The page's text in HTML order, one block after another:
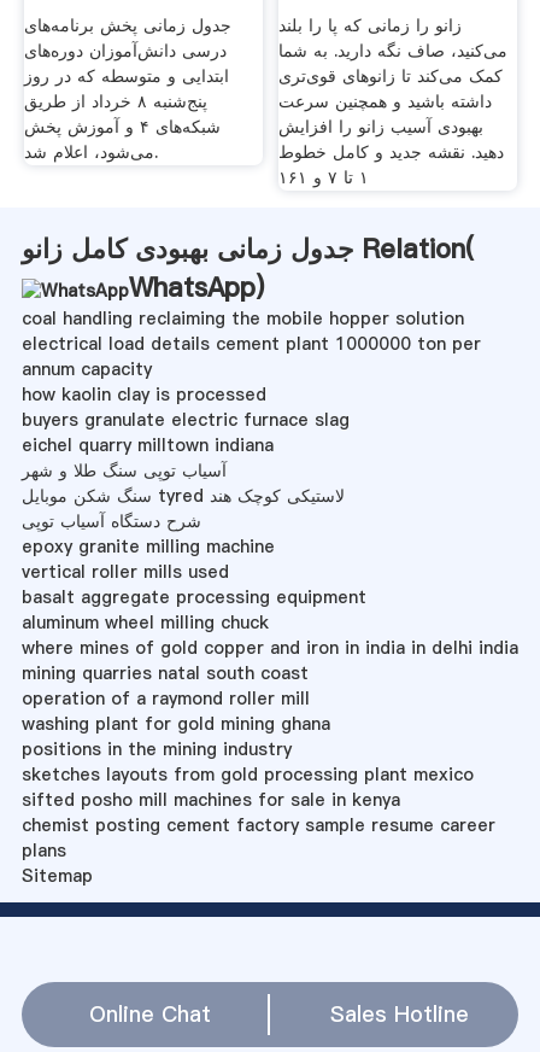
جدول زمانی پخش برنامه‌های
درسی دانش‌آموزان دوره‌های
ابتدایی و متوسطه که در روز
پنج‌شنبه ٨ خرداد از طریق
شبکه‌‌های ۴ و آموزش پخش
می‌شود، اعلام شد.
زانو را زمانی که پا را بلند
می‌کنید،‌ صاف نگه دارید. به شما
کمک می‌کند تا زانو‌های قوی‌تری
داشته باشید و همچنین سرعت
بهبودی آسیب زانو را افزایش
دهید. نقشه جدید و کامل خطوط
۱ تا ۷ و ۱۶۱
جدول زمانی بهبودی کامل زانو Relation(
WhatsApp)
coal handling reclaiming the mobile hopper solution
electrical load details cement plant 1000000 ton per
annum capacity
how kaolin clay is processed
buyers granulate electric furnace slag
eichel quarry milltown indiana
آسیاب توپی سنگ طلا و شهر
سنگ شکن موبایل tyred لاستیکی کوچک هند
شرح دستگاه آسیاب توپی
epoxy granite milling machine
vertical roller mills used
basalt aggregate processing equipment
aluminum wheel milling chuck
where mines of gold copper and iron in india in delhi india
mining quarries natal south coast
operation of a raymond roller mill
washing plant for gold mining ghana
positions in the mining industry
sketches layouts from gold processing plant mexico
sifted posho mill machines for sale in kenya
chemist posting cement factory sample resume career
plans
Sitemap
Online Chat Sales Hotline